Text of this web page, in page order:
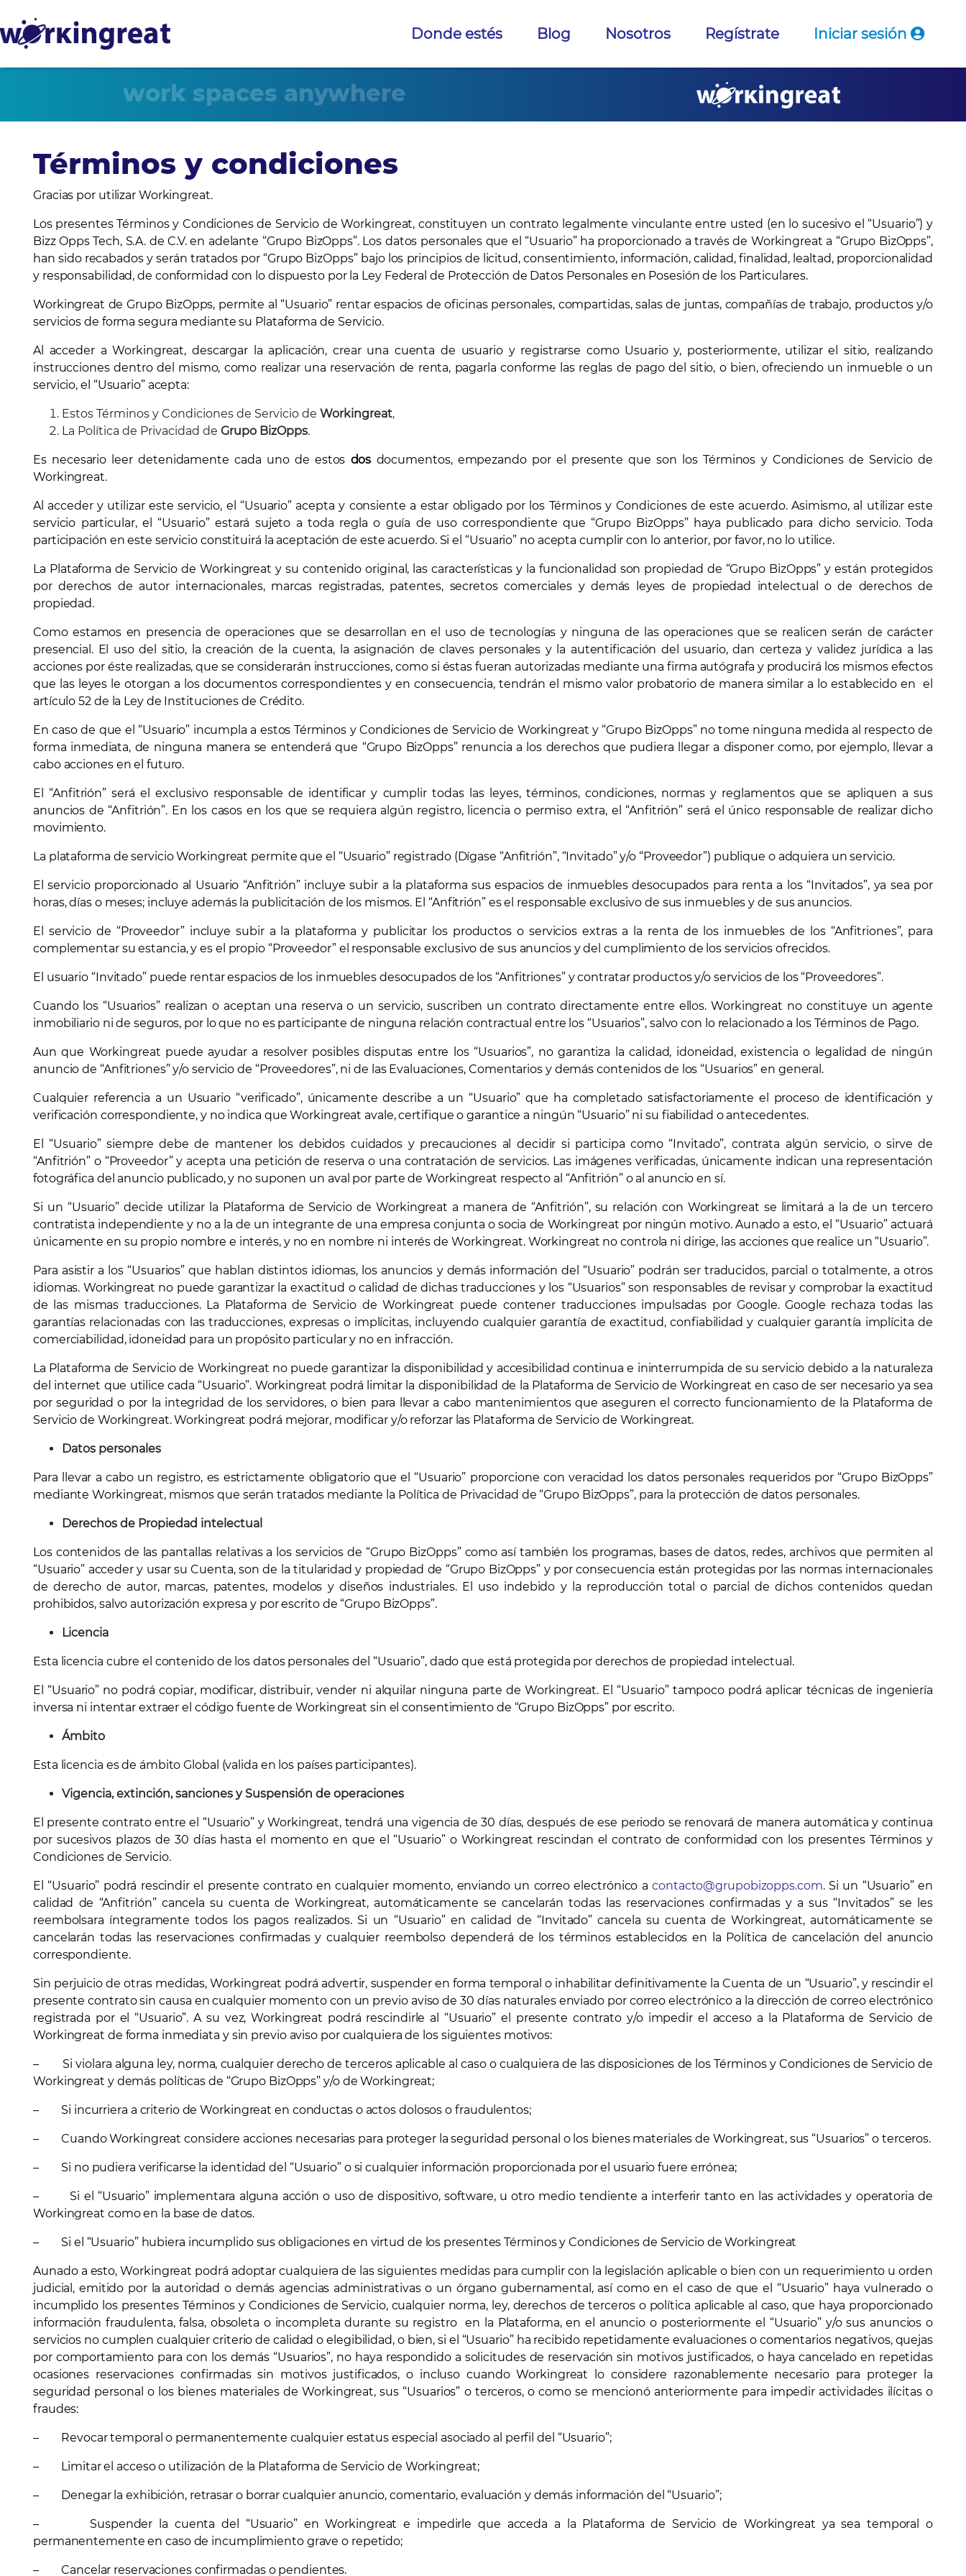
Donde estés Blog Nosotros Regístrate Iniciar sesión
work spaces anywhere
Términos y condiciones
Gracias por utilizar Workingreat.
Los presentes Términos y Condiciones de Servicio de Workingreat, constituyen un contrato legalmente vinculante entre usted (en lo sucesivo el “Usuario”) y
Bizz Opps Tech, S.A. de C.V. en adelante “Grupo BizOpps”. Los datos personales que el “Usuario” ha proporcionado a través de Workingreat a “Grupo BizOpps”,
han sido recabados y serán tratados por “Grupo BizOpps” bajo los principios de licitud, consentimiento, información, calidad, finalidad, lealtad, proporcionalidad
y responsabilidad, de conformidad con lo dispuesto por la Ley Federal de Protección de Datos Personales en Posesión de los Particulares.
Workingreat de Grupo BizOpps, permite al “Usuario” rentar espacios de oficinas personales, compartidas, salas de juntas, compañías de trabajo, productos y/o
servicios de forma segura mediante su Plataforma de Servicio.
Al acceder a Workingreat, descargar la aplicación, crear una cuenta de usuario y registrarse como Usuario y, posteriormente, utilizar el sitio, realizando
instrucciones dentro del mismo, como realizar una reservación de renta, pagarla conforme las reglas de pago del sitio, o bien, ofreciendo un inmueble o un
servicio, el “Usuario” acepta:
Estos Términos y Condiciones de Servicio de Workingreat,
La Política de Privacidad de Grupo BizOpps.
Es necesario leer detenidamente cada uno de estos dos documentos, empezando por el presente que son los Términos y Condiciones de Servicio de
Workingreat.
Al acceder y utilizar este servicio, el “Usuario” acepta y consiente a estar obligado por los Términos y Condiciones de este acuerdo. Asimismo, al utilizar este
servicio particular, el “Usuario” estará sujeto a toda regla o guía de uso correspondiente que “Grupo BizOpps” haya publicado para dicho servicio. Toda
participación en este servicio constituirá la aceptación de este acuerdo. Si el “Usuario” no acepta cumplir con lo anterior, por favor, no lo utilice.
La Plataforma de Servicio de Workingreat y su contenido original, las características y la funcionalidad son propiedad de “Grupo BizOpps” y están protegidos
por derechos de autor internacionales, marcas registradas, patentes, secretos comerciales y demás leyes de propiedad intelectual o de derechos de
propiedad.
Como estamos en presencia de operaciones que se desarrollan en el uso de tecnologías y ninguna de las operaciones que se realicen serán de carácter
presencial. El uso del sitio, la creación de la cuenta, la asignación de claves personales y la autentificación del usuario, dan certeza y validez jurídica a las
acciones por éste realizadas, que se considerarán instrucciones, como si éstas fueran autorizadas mediante una firma autógrafa y producirá los mismos efectos
que las leyes le otorgan a los documentos correspondientes y en consecuencia, tendrán el mismo valor probatorio de manera similar a lo establecido en el
artículo 52 de la Ley de Instituciones de Crédito.
En caso de que el “Usuario” incumpla a estos Términos y Condiciones de Servicio de Workingreat y “Grupo BizOpps” no tome ninguna medida al respecto de
forma inmediata, de ninguna manera se entenderá que “Grupo BizOpps” renuncia a los derechos que pudiera llegar a disponer como, por ejemplo, llevar a
cabo acciones en el futuro.
El “Anfitrión” será el exclusivo responsable de identificar y cumplir todas las leyes, términos, condiciones, normas y reglamentos que se apliquen a sus
anuncios de “Anfitrión”. En los casos en los que se requiera algún registro, licencia o permiso extra, el “Anfitrión” será el único responsable de realizar dicho
movimiento.
La plataforma de servicio Workingreat permite que el “Usuario” registrado (Dígase “Anfitrión”, “Invitado” y/o “Proveedor”) publique o adquiera un servicio.
El servicio proporcionado al Usuario “Anfitrión” incluye subir a la plataforma sus espacios de inmuebles desocupados para renta a los “Invitados”, ya sea por
horas, días o meses; incluye además la publicitación de los mismos. El “Anfitrión” es el responsable exclusivo de sus inmuebles y de sus anuncios.
El servicio de “Proveedor” incluye subir a la plataforma y publicitar los productos o servicios extras a la renta de los inmuebles de los “Anfitriones”, para
complementar su estancia, y es el propio “Proveedor” el responsable exclusivo de sus anuncios y del cumplimiento de los servicios ofrecidos.
El usuario “Invitado” puede rentar espacios de los inmuebles desocupados de los “Anfitriones” y contratar productos y/o servicios de los “Proveedores”.
Cuando los “Usuarios” realizan o aceptan una reserva o un servicio, suscriben un contrato directamente entre ellos. Workingreat no constituye un agente
inmobiliario ni de seguros, por lo que no es participante de ninguna relación contractual entre los “Usuarios”, salvo con lo relacionado a los Términos de Pago.
Aun que Workingreat puede ayudar a resolver posibles disputas entre los “Usuarios”, no garantiza la calidad, idoneidad, existencia o legalidad de ningún
anuncio de “Anfitriones” y/o servicio de “Proveedores”, ni de las Evaluaciones, Comentarios y demás contenidos de los “Usuarios” en general.
Cualquier referencia a un Usuario “verificado”, únicamente describe a un “Usuario” que ha completado satisfactoriamente el proceso de identificación y
verificación correspondiente, y no indica que Workingreat avale, certifique o garantice a ningún “Usuario” ni su fiabilidad o antecedentes.
El “Usuario” siempre debe de mantener los debidos cuidados y precauciones al decidir si participa como “Invitado”, contrata algún servicio, o sirve de
“Anfitrión” o “Proveedor” y acepta una petición de reserva o una contratación de servicios. Las imágenes verificadas, únicamente indican una representación
fotográfica del anuncio publicado, y no suponen un aval por parte de Workingreat respecto al “Anfitrión” o al anuncio en sí.
Si un “Usuario” decide utilizar la Plataforma de Servicio de Workingreat a manera de “Anfitrión”, su relación con Workingreat se limitará a la de un tercero
contratista independiente y no a la de un integrante de una empresa conjunta o socia de Workingreat por ningún motivo. Aunado a esto, el “Usuario” actuará
únicamente en su propio nombre e interés, y no en nombre ni interés de Workingreat. Workingreat no controla ni dirige, las acciones que realice un “Usuario”.
Para asistir a los “Usuarios” que hablan distintos idiomas, los anuncios y demás información del “Usuario” podrán ser traducidos, parcial o totalmente, a otros
idiomas. Workingreat no puede garantizar la exactitud o calidad de dichas traducciones y los “Usuarios” son responsables de revisar y comprobar la exactitud
de las mismas traducciones. La Plataforma de Servicio de Workingreat puede contener traducciones impulsadas por Google. Google rechaza todas las
garantías relacionadas con las traducciones, expresas o implícitas, incluyendo cualquier garantía de exactitud, confiabilidad y cualquier garantía implícita de
comerciabilidad, idoneidad para un propósito particular y no en infracción.
La Plataforma de Servicio de Workingreat no puede garantizar la disponibilidad y accesibilidad continua e ininterrumpida de su servicio debido a la naturaleza
del internet que utilice cada “Usuario”. Workingreat podrá limitar la disponibilidad de la Plataforma de Servicio de Workingreat en caso de ser necesario ya sea
por seguridad o por la integridad de los servidores, o bien para llevar a cabo mantenimientos que aseguren el correcto funcionamiento de la Plataforma de
Servicio de Workingreat. Workingreat podrá mejorar, modificar y/o reforzar las Plataforma de Servicio de Workingreat.
Datos personales
Para llevar a cabo un registro, es estrictamente obligatorio que el “Usuario” proporcione con veracidad los datos personales requeridos por “Grupo BizOpps”
mediante Workingreat, mismos que serán tratados mediante la Política de Privacidad de “Grupo BizOpps”, para la protección de datos personales.
Derechos de Propiedad intelectual
Los contenidos de las pantallas relativas a los servicios de “Grupo BizOpps” como así también los programas, bases de datos, redes, archivos que permiten al
“Usuario” acceder y usar su Cuenta, son de la titularidad y propiedad de “Grupo BizOpps” y por consecuencia están protegidas por las normas internacionales
de derecho de autor, marcas, patentes, modelos y diseños industriales. El uso indebido y la reproducción total o parcial de dichos contenidos quedan
prohibidos, salvo autorización expresa y por escrito de “Grupo BizOpps”.
Licencia
Esta licencia cubre el contenido de los datos personales del “Usuario”, dado que está protegida por derechos de propiedad intelectual.
El “Usuario” no podrá copiar, modificar, distribuir, vender ni alquilar ninguna parte de Workingreat. El “Usuario” tampoco podrá aplicar técnicas de ingeniería
inversa ni intentar extraer el código fuente de Workingreat sin el consentimiento de “Grupo BizOpps” por escrito.
Ámbito
Esta licencia es de ámbito Global (valida en los países participantes).
Vigencia, extinción, sanciones y Suspensión de operaciones
El presente contrato entre el “Usuario” y Workingreat, tendrá una vigencia de 30 días, después de ese periodo se renovará de manera automática y continua
por sucesivos plazos de 30 días hasta el momento en que el “Usuario” o Workingreat rescindan el contrato de conformidad con los presentes Términos y
Condiciones de Servicio.
El “Usuario” podrá rescindir el presente contrato en cualquier momento, enviando un correo electrónico acontacto@grupobizopps.com. Si un “Usuario” en
calidad de “Anfitrión” cancela su cuenta de Workingreat, automáticamente se cancelarán todas las reservaciones confirmadas y a sus “Invitados” se les
reembolsara íntegramente todos los pagos realizados. Si un “Usuario” en calidad de “Invitado” cancela su cuenta de Workingreat, automáticamente se
cancelarán todas las reservaciones confirmadas y cualquier reembolso dependerá de los términos establecidos en la Política de cancelación del anuncio
correspondiente.
Sin perjuicio de otras medidas, Workingreat podrá advertir, suspender en forma temporal o inhabilitar definitivamente la Cuenta de un “Usuario”, y rescindir el
presente contrato sin causa en cualquier momento con un previo aviso de 30 días naturales enviado por correo electrónico a la dirección de correo electrónico
registrada por el “Usuario”. A su vez, Workingreat podrá rescindirle al “Usuario” el presente contrato y/o impedir el acceso a la Plataforma de Servicio de
Workingreat de forma inmediata y sin previo aviso por cualquiera de los siguientes motivos:
– Si violara alguna ley, norma, cualquier derecho de terceros aplicable al caso o cualquiera de las disposiciones de los Términos y Condiciones de Servicio de
Workingreat y demás políticas de “Grupo BizOpps” y/o de Workingreat;
– Si incurriera a criterio de Workingreat en conductas o actos dolosos o fraudulentos;
– Cuando Workingreat considere acciones necesarias para proteger la seguridad personal o los bienes materiales de Workingreat, sus “Usuarios” o terceros.
– Si no pudiera verificarse la identidad del “Usuario” o si cualquier información proporcionada por el usuario fuere errónea;
– Si el “Usuario” implementara alguna acción o uso de dispositivo, software, u otro medio tendiente a interferir tanto en las actividades y operatoria de
Workingreat como en la base de datos.
– Si el “Usuario” hubiera incumplido sus obligaciones en virtud de los presentes Términos y Condiciones de Servicio de Workingreat
Aunado a esto, Workingreat podrá adoptar cualquiera de las siguientes medidas para cumplir con la legislación aplicable o bien con un requerimiento u orden
judicial, emitido por la autoridad o demás agencias administrativas o un órgano gubernamental, así como en el caso de que el “Usuario” haya vulnerado o
incumplido los presentes Términos y Condiciones de Servicio, cualquier norma, ley, derechos de terceros o política aplicable al caso, que haya proporcionado
información fraudulenta, falsa, obsoleta o incompleta durante su registro en la Plataforma, en el anuncio o posteriormente el “Usuario” y/o sus anuncios o
servicios no cumplen cualquier criterio de calidad o elegibilidad, o bien, si el “Usuario” ha recibido repetidamente evaluaciones o comentarios negativos, quejas
por comportamiento para con los demás “Usuarios”, no haya respondido a solicitudes de reservación sin motivos justificados, o haya cancelado en repetidas
ocasiones reservaciones confirmadas sin motivos justificados, o incluso cuando Workingreat lo considere razonablemente necesario para proteger la
seguridad personal o los bienes materiales de Workingreat, sus “Usuarios” o terceros, o como se mencionó anteriormente para impedir actividades ilícitas o
fraudes:
– Revocar temporal o permanentemente cualquier estatus especial asociado al perfil del “Usuario”;
– Limitar el acceso o utilización de la Plataforma de Servicio de Workingreat;
– Denegar la exhibición, retrasar o borrar cualquier anuncio, comentario, evaluación y demás información del “Usuario”;
– Suspender la cuenta del “Usuario” en Workingreat e impedirle que acceda a la Plataforma de Servicio de Workingreat ya sea temporal o
permanentemente en caso de incumplimiento grave o repetido;
– Cancelar reservaciones confirmadas o pendientes.